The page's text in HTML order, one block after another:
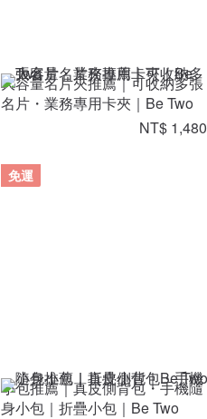
大容量名片夾推薦｜可收納多張
名片・業務專用卡夾｜Be Two
NT$ 1,480
免運
小包推薦｜真皮側背包・手機隨
身小包｜折疊小包｜Be Two